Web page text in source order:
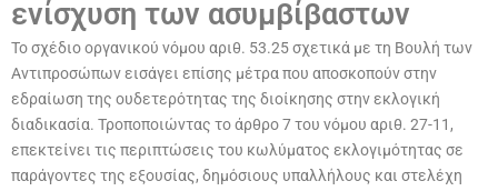
ενίσχυση των ασυμβίβαστων
Το σχέδιο οργανικού νόμου αριθ. 53.25 σχετικά με τη Βουλή των
Αντιπροσώπων εισάγει επίσης μέτρα που αποσκοπούν στην
εδραίωση της ουδετερότητας της διοίκησης στην εκλογική
διαδικασία. Τροποποιώντας το άρθρο 7 του νόμου αριθ. 27-11,
επεκτείνει τις περιπτώσεις του κωλύματος εκλογιμότητας σε
παράγοντες της εξουσίας, δημόσιους υπαλλήλους και στελέχη